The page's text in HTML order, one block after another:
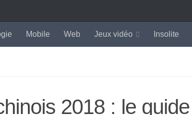
Mobile Web Jeux vidéo Insolite
2018 : le